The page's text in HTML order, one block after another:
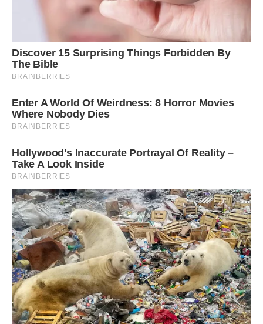
прокидалася й чула, як хтось уже щось обговорює.
Увечері ми всі сиділи разом, дивилися серіали на Megogo,
сперечалися, що замовити з Glovo, сміялися з бабусиних
коментарів.
Мені подобалося бути частиною цього.
Я хотіла бути потрібною.
І дуже швидко стала.
— Ліно, ти ж усе одно йдеш повз Нову пошту, забери
посилку.
— Ліно, глянь малих на годинку, Юлі треба вийти.